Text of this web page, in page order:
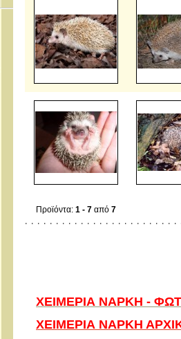
Προϊόντα: 1 - 7 από 7
ΧΕΙΜΕΡΙΑ ΝΑΡΚΗ -
ΧΕΙΜΕΡΙΑ ΝΑΡΚΗ